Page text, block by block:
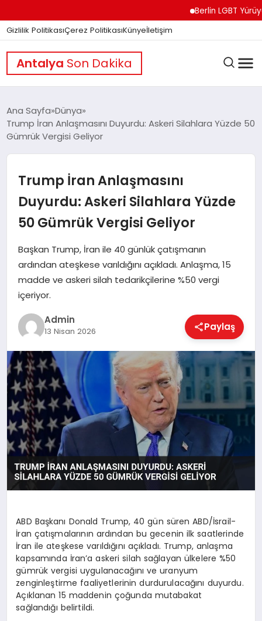
Berlin LGBT
Gizlilik PolitikasıÇerez PolitikasıKünyeİletişim
Antalya Son Dakika
GÜNDEM
DÜNYA
EĞITIM
EKONOMI
MAGAZIN
SAĞLIK
SPOR
TEKNOLOJI
Ana Sayfa Dünya
Trump İran Anlaşmasını Duyurdu: Askeri Silahlara Yüzde 50
Gümrük Vergisi Geliyor
Trump İran Anlaşmasını
Duyurdu: Askeri Silahlara Yüzde
50 Gümrük Vergisi Geliyor
Başkan Trump, İran ile 40 günlük çatışmanın
ardından ateşkese varıldığını açıkladı. Anlaşma, 15
madde ve askeri silah tedarikçilerine %50 vergi
içeriyor.
Admin
13 Nisan 2026 Paylaş
ABD Başkanı Donald Trump, 40 gün süren ABD/İsrail-
İran çatışmalarının ardından bu gecenin ilk saatlerinde
İran ile ateşkese varıldığını açıkladı. Trump, anlaşma
kapsamında İran’a askeri silah sağlayan ülkelere %50
gümrük vergisi uygulanacağını ve uranyum
zenginleştirme faaliyetlerinin durdurulacağını duyurdu.
Açıklanan 15 maddenin çoğunda mutabakat
sağlandığı belirtildi.